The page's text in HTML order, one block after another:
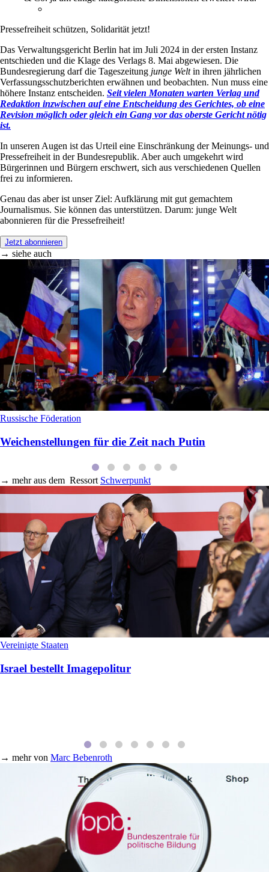
Pressefreiheit schützen, Solidarität jetzt!
Das Verwaltungsgericht Berlin hat im Juli 2024 in der ersten Instanz
entschieden und die Klage des Verlags 8. Mai abgewiesen. Die
Bundesregierung darf die Tageszeitung junge Weltin ihren jährlichen
Verfassungsschutzberichten erwähnen und beobachten. Nun muss eine
höhere Instanz entscheiden. Seit vielen Monaten warten Verlag und
Redaktion inzwischen auf eine Entscheidung des Gerichtes, ob eine
Revision möglich oder gleich ein Gang vor das oberste Gericht nötig
ist.
In unseren Augen ist das Urteil eine Einschränkung der Meinungs- und
Pressefreiheit in der Bundesrepublik. Aber auch umgekehrt wird
Bürgerinnen und Bürgern erschwert, sich aus verschiedenen Quellen
frei zu informieren.
Genau das aber ist unser Ziel: Aufklärung mit gut gemachtem
Journalismus. Sie können das unterstützen. Darum: junge Welt
abonnieren für die Pressefreiheit!
Jetzt abonnieren
→ siehe auch
Russische Föderation
Weichenstellungen für die Zeit nach Putin
→ mehr aus dem Ressort Schwerpunkt
Vereinigte Staaten
Israel bestellt Imagepolitur
→ mehr von Marc Bebenroth